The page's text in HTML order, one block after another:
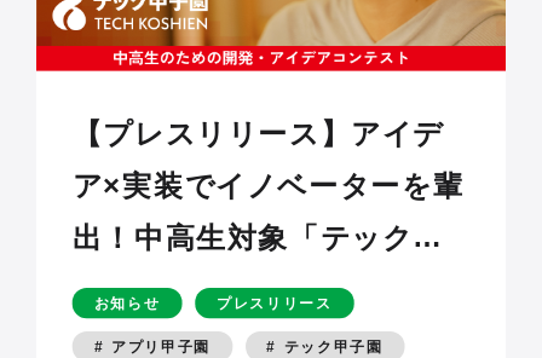
【プレスリリース】アイデ
ア×実装でイノベーターを輩
出！中高生対象「テック甲
子園」本日より応募受付ス
タート〜2011年より15年間
お知らせ プレスリリース
# アプリ甲子園 # テック甲子園